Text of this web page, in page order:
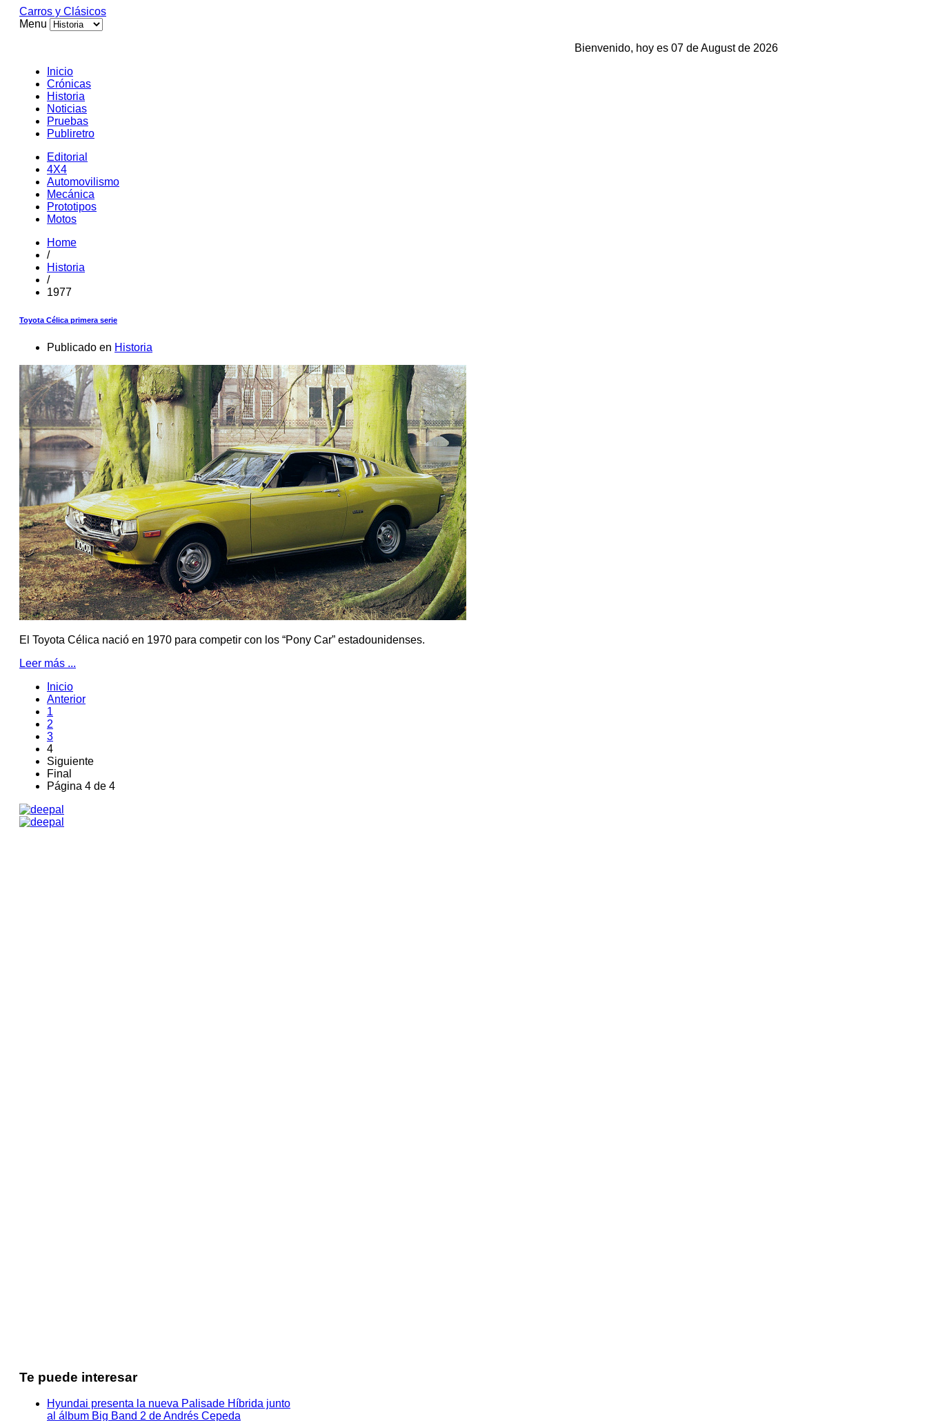
Carros y Clásicos
Menu
Bienvenido, hoy es 07 de August de 2026
Inicio
Crónicas
Historia
Noticias
Pruebas
Publiretro
Editorial
4X4
Automovilismo
Mecánica
Prototipos
Motos
Home
/
Historia
/
1977
Toyota Célica primera serie
Publicado en Historia
El Toyota Célica nació en 1970 para competir con los “Pony Car” estadounidenses.
Leer más ...
Inicio
Anterior
1
2
3
4
Siguiente
Final
Página 4 de 4
Te puede interesar
Hyundai presenta la nueva Palisade Híbrida junto
al álbum Big Band 2 de Andrés Cepeda